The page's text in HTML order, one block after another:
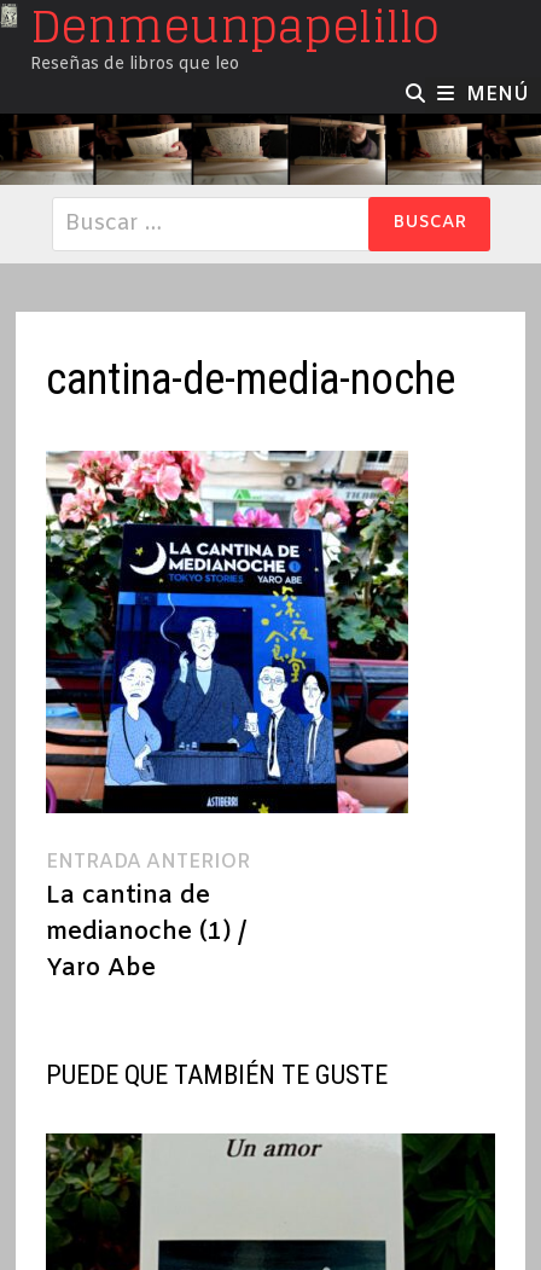
SaltarDenmeunpapelillo
Reseñas de libros que leo
MENÚ
Buscar:
cantina-de-media-noche
Navegación
de
entradas
ENTRADA ANTERIOREntrada
La cantina de
medianoche (1) /
Yaro Abe
PUEDE QUE TAMBIÉN TE GUSTE